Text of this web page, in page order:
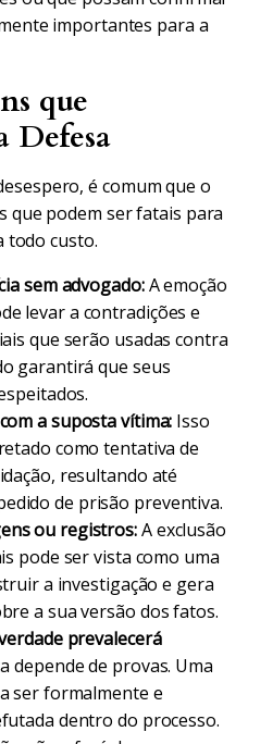
importantes para a
que
Defesa
é comum que o
que podem ser fatais para
todo custo.
sem advogado:A emoção
levar a contradições e
que serão usadas contra
garantirá que seus
a suposta vítima: Isso
como tentativa de
resultando até
de prisão preventiva.
ou registros:A exclusão
pode ser vista como uma
a investigação e gera
a sua versão dos fatos.
prevalecerá
depende de provas. Uma
ser formalmente e
dentro do processo.